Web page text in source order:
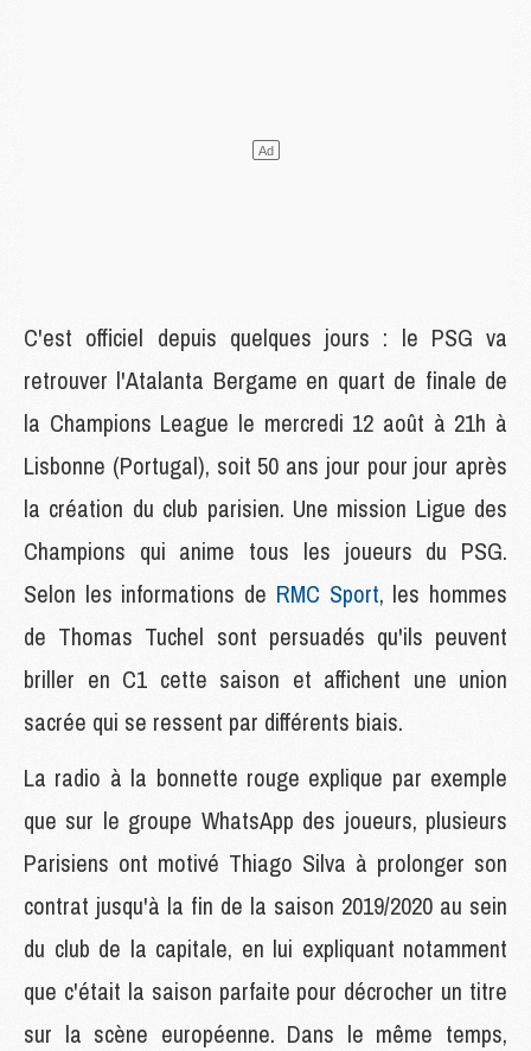
C'est officiel depuis quelques jours : le PSG va
retrouver l'Atalanta Bergame en quart de finale de
la Champions League le mercredi 12 août à 21h à
Lisbonne (Portugal), soit 50 ans jour pour jour après
la création du club parisien. Une mission Ligue des
Champions qui anime tous les joueurs du PSG.
Selon les informations de RMC Sport, les hommes
de Thomas Tuchel sont persuadés qu'ils peuvent
briller en C1 cette saison et affichent une union
sacrée qui se ressent par différents biais.
La radio à la bonnette rouge explique par exemple
que sur le groupe WhatsApp des joueurs, plusieurs
Parisiens ont motivé Thiago Silva à prolonger son
contrat jusqu'à la fin de la saison 2019/2020 au sein
du club de la capitale, en lui expliquant notamment
que c'était la saison parfaite pour décrocher un titre
sur la scène européenne. Dans le même temps,